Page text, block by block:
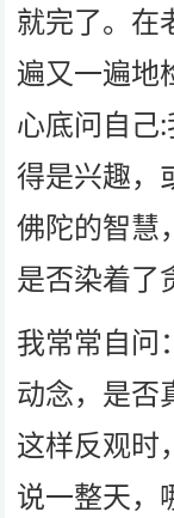
就完了。在
遍又一遍地
心底问自己
得是兴趣，
佛陀的智慧
是否染着了
我常常自问
动念，是否
这样反观
说一整天，